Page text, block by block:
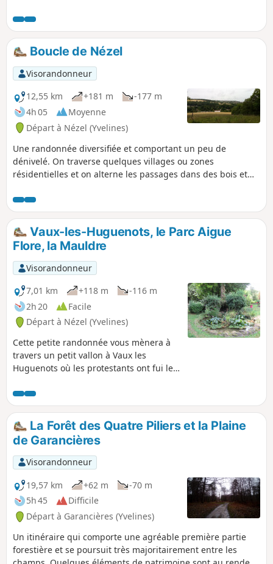
historiques ainsi que de belles maisons.
Boucle de Nézel
Visorandonneur
12,55 km
+181 m
-177 m
4h 05
Moyenne
Départ à Nézel (Yvelines)
Une randonnée diversifiée et comportant un peu de
dénivelé. On traverse quelques villages ou zones
résidentielles et on alterne les passages dans des bois et
Vaux-les-Huguenots, le Parc Aigue
Flore, la Mauldre
Visorandonneur
7,01 km
+118 m
-116 m
2h 20
Facile
Départ à Nézel (Yvelines)
Cette petite randonnée vous mènera à
travers un petit vallon à Vaux les
Huguenots où les protestants ont fui les
Parc Aigue Flore à La Falaise et croiserez
la Mauldre et diverses petites curiosités
patrimoniales.
La Forêt des Quatre Piliers et la Plaine
de Garancières
Visorandonneur
19,57 km
+62 m
-70 m
5h 45
Difficile
Départ à Garancières (Yvelines)
Un itinéraire qui comporte une agréable première partie
forestière et se poursuit très majoritairement entre les